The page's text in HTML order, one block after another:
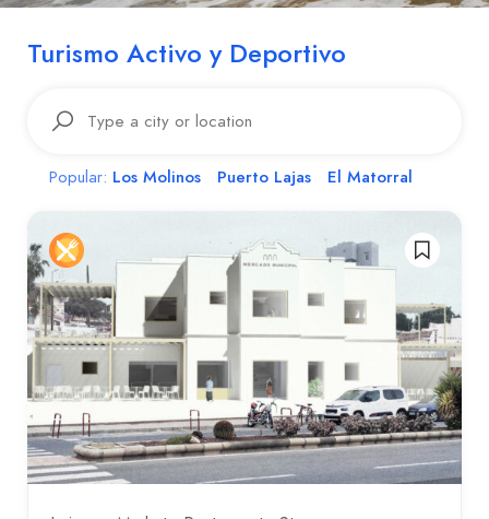
Turismo Activo y Deportivo
Popular: Los Molinos Puerto Lajas El Matorral